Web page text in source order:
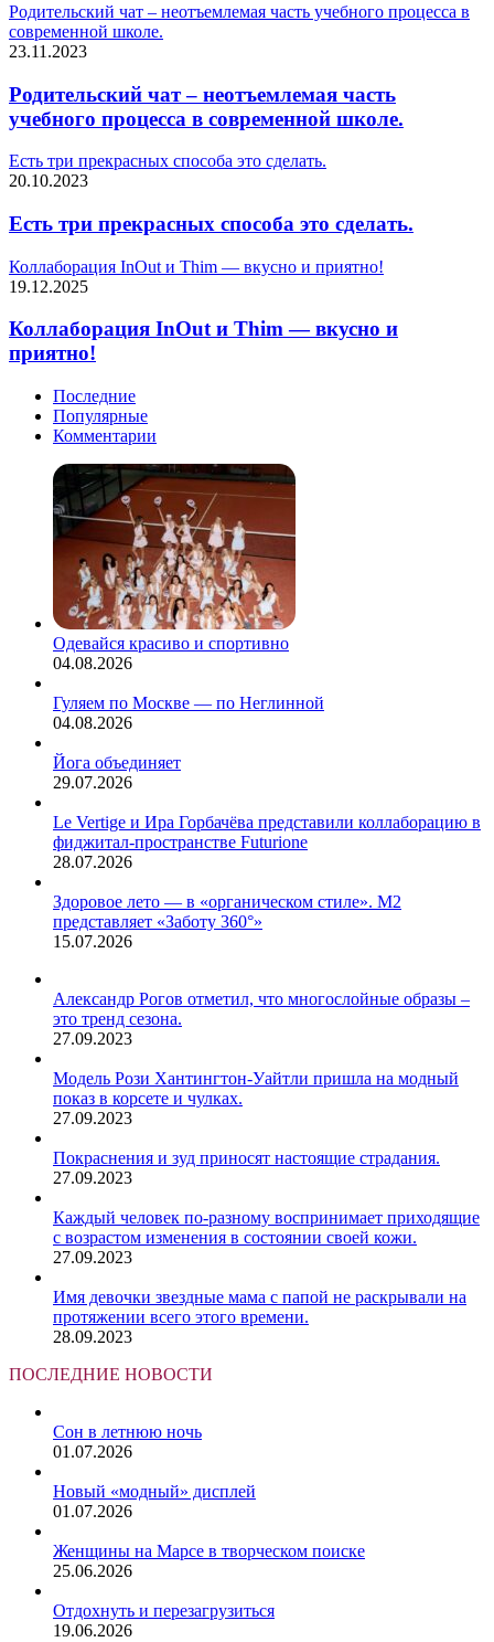
Родительский чат – неотъемлемая часть учебного процесса в
современной школе.
23.11.2023
Родительский чат – неотъемлемая часть
учебного процесса в современной школе.
Есть три прекрасных способа это сделать.
20.10.2023
Есть три прекрасных способа это сделать.
Коллаборация InOut и Thim — вкусно и приятно!
19.12.2025
Коллаборация InOut и Thim — вкусно и
приятно!
Последние
Популярные
Комментарии
Одевайся красиво и спортивно
04.08.2026
Гуляем по Москве — по Неглинной
04.08.2026
Йога объединяет
29.07.2026
Le Vertige и Ира Горбачёва представили коллаборацию в
фиджитал-пространстве Futurione
28.07.2026
Здоровое лето — в «органическом стиле». М2
представляет «Заботу 360°»
15.07.2026
Александр Рогов отметил, что многослойные образы –
это тренд сезона.
27.09.2023
Модель Рози Хантингтон-Уайтли пришла на модный
показ в корсете и чулках.
27.09.2023
Покраснения и зуд приносят настоящие страдания.
27.09.2023
Каждый человек по-разному воспринимает приходящие
с возрастом изменения в состоянии своей кожи.
27.09.2023
Имя девочки звездные мама с папой не раскрывали на
протяжении всего этого времени.
28.09.2023
ПОСЛЕДНИЕ НОВОСТИ
Сон в летнюю ночь
01.07.2026
Новый «модный» дисплей
01.07.2026
Женщины на Марсе в творческом поиске
25.06.2026
Отдохнуть и перезагрузиться
19.06.2026